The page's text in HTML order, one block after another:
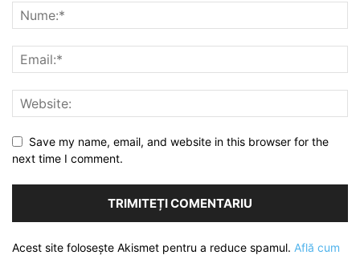
Save my name, email, and website in this browser for the
next time I comment.
Acest site folosește Akismet pentru a reduce spamul. Află cum